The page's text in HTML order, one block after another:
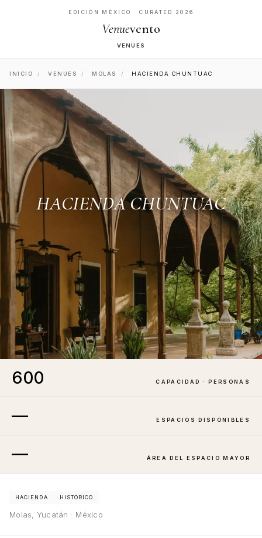
EDICIÓN MÉXICO · CURATED 2026
Venuevento
VENUES
INICIO / VENUES / MOLAS / HACIENDA CHUNTUAC
HACIENDA CHUNTUAC
600 CAPACIDAD · PERSONAS
— ESPACIOS DISPONIBLES
— ÁREA DEL ESPACIO MAYOR
HACIENDA HISTÓRICO
Molas, Yucatán · México